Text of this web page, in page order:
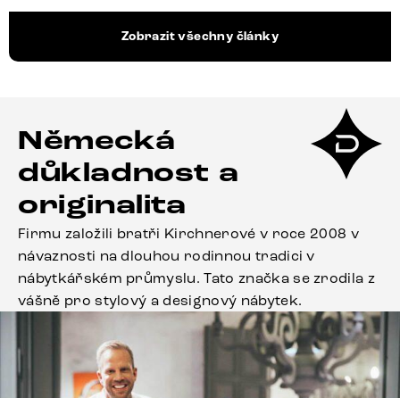
Zobrazit všechny články
Německá
důkladnost a
originalita
Firmu založili bratři Kirchnerové v roce 2008 v
návaznosti na dlouhou rodinnou tradici v
nábytkářském průmyslu. Tato značka se zrodila z
vášně pro stylový a designový nábytek.